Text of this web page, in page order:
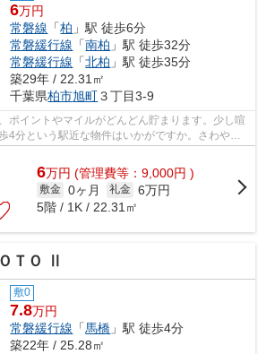
6万円
常磐線 「柏 」駅 徒歩6分
常磐緩行線 「南柏 」駅 徒歩32分
常磐緩行線 「北柏 」駅 徒歩35分
築29年 / 22.31㎡
千葉県柏市旭町３丁目3-9
ポイントやマイルがどんどん貯まります。少し喧
4分という駅近な物件はいかがですか。さわやか
通風良好なマ...
6万円 (管理費等：9,000円 )
敷金 0ヶ月 礼金 6万円
5階 / 1K / 22.31㎡
ＴＯ Ⅱ
敷0
7.8万円
常磐緩行線 「馬橋 」駅 徒歩4分
築22年 / 25.28㎡